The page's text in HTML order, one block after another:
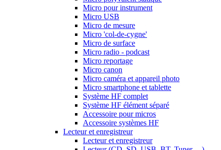
Micro pour instrument
Micro USB
Micro de mesure
Micro 'col-de-cygne'
Micro de surface
Micro radio - podcast
Micro reportage
Micro canon
Micro caméra et appareil photo
Micro smartphone et tablette
Système HF complet
Système HF élément séparé
Accessoire pour micros
Accessoire systèmes HF
Lecteur et enregistreur
Lecteur et enregistreur